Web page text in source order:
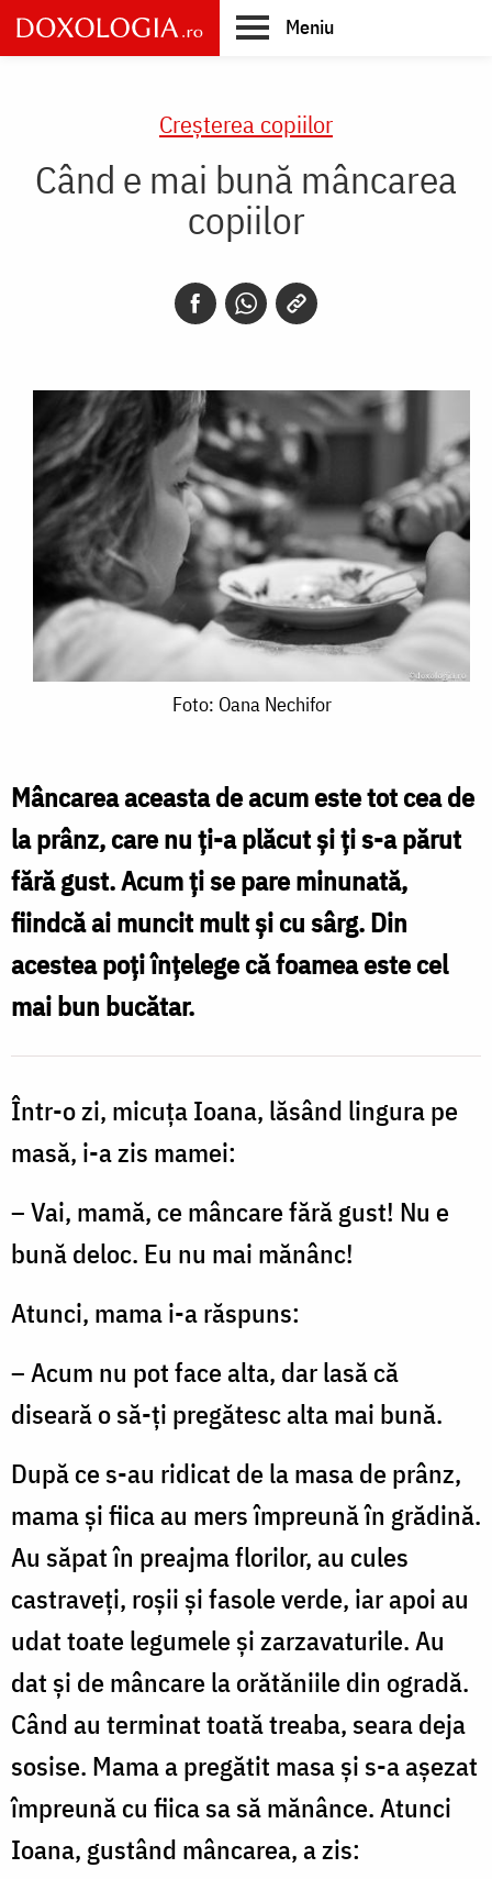
Skip
to
main
Meniu
Creşterea copiilor
Când e mai bună mâncarea
copiilor
Nechifor
Foto: Oana Nechifor
Mâncarea aceasta de acum este tot cea de
la prânz, care nu ți-a plăcut și ți s-a părut
fără gust. Acum ți se pare minunată,
fiindcă ai muncit mult și cu sârg. Din
acestea poți înțelege că foamea este cel
mai bun bucătar.
Într-o zi, micuţa Ioana, lăsând lingura pe
masă, i-a zis mamei:
– Vai, mamă, ce mâncare fără gust! Nu e
bună deloc. Eu nu mai mănânc!
Atunci, mama i-a răspuns:
– Acum nu pot face alta, dar lasă că
diseară o să-ţi pregătesc alta mai bună.
După ce s-au ridicat de la masa de prânz,
mama şi fiica au mers împreună în grădină.
Au săpat în preajma florilor, au cules
castraveţi, roşii şi fasole verde, iar apoi au
udat toate legumele şi zarzavaturile. Au
dat şi de mâncare la orătăniile din ogradă.
Când au terminat toată treaba, seara deja
sosise. Mama a pregătit masa şi s-a aşezat
împreună cu fiica sa să mănânce. Atunci
Ioana, gustând mâncarea, a zis: